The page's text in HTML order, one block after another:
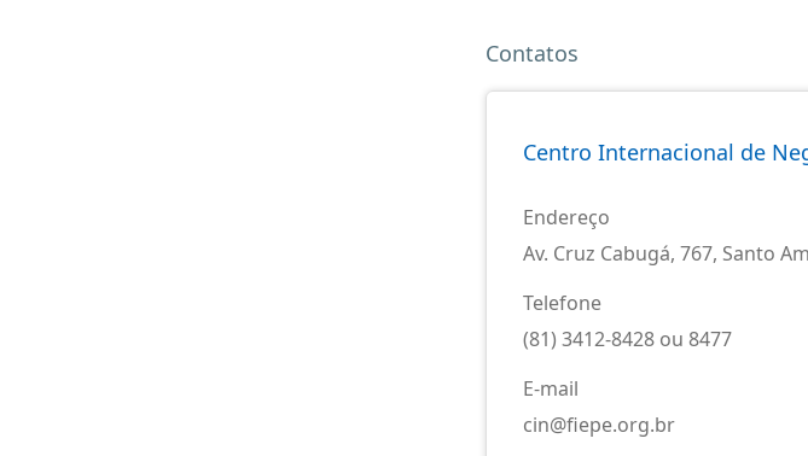
Contatos
Centro Internacional de
Endereço
Av. Cruz Cabugá, 767, Santo
Telefone
(81) 3412-8428 ou 8477
E-mail
cin@fiepe.org.br